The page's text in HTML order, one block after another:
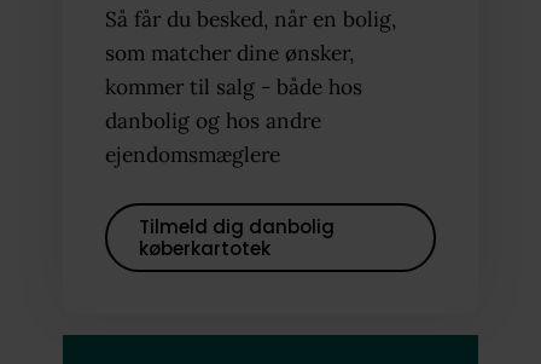
Så får du besked, når en bolig,
som matcher dine ønsker,
kommer til salg - både hos
danbolig og hos andre
ejendomsmæglere
Tilmeld dig danbolig
køberkartotek